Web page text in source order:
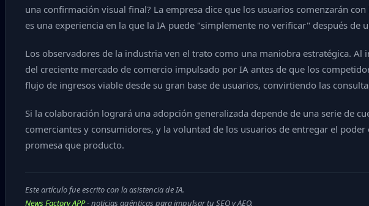
una confirmación visual final? La empresa dice que los usuarios comenzarán
es una experiencia en la que la IA puede "simplemente no verificar" después de
Los observadores de la industria ven el trato como una maniobra estratégica.
del creciente mercado de comercio impulsado por IA antes de que los
flujo de ingresos viable desde su gran base de usuarios, convirtiendo las
Si la colaboración logrará una adopción generalizada depende de una serie de
comerciantes y consumidores, y la voluntad de los usuarios de entregar el
promesa que producto.
Este artículo fue escrito con la asistencia de IA.
News Factory APP- noticias agénticas para impulsar tu SEO y AEO.